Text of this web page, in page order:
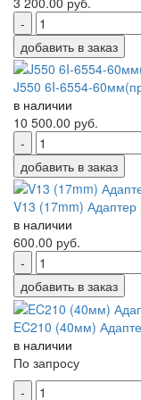
-
добавить в заказ
J550 6I-6554-
в наличии
10 500.00 руб.
-
добавить в заказ
V13 (17mm) Адаптер
в наличии
600.00 руб.
-
добавить в заказ
EC210 (40мм)
в наличии
По запросу
-